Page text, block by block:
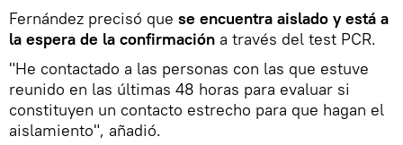
Fernández precisó que se encuentra aislado y está a
la espera de la confirmación a través del test PCR.
"He contactado a las personas con las que estuve
reunido en las últimas 48 horas para evaluar si
constituyen un contacto estrecho para que hagan el
aislamiento", añadió.